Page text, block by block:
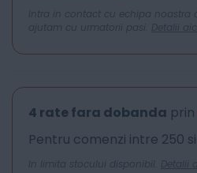
Intra in contact cu echipa noastra
ajutam cu urmatorii pasi. Detalii
4 rate fara dobanda prin
Pentru comenzi intre 250 si
In limita stocului disponibil. Detalii